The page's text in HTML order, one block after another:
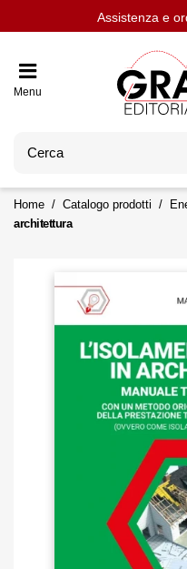
Chi
Assistenza e
Aggiornati
Menu
Home Catalogo prodotti
architettura